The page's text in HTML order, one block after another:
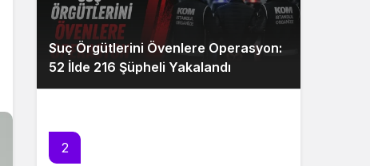
Gündüz modunu seçin.
Gece Modu
Suç Örgütlerini Övenlere Operasyon:
52 İlde 216 Şüpheli Yakalandı
2